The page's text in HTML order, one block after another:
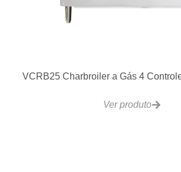
VCRB25 Charbroiler a Gás 4
Ver produto